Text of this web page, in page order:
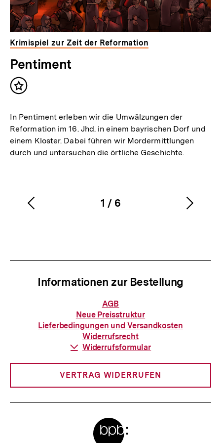
Krimispiel zur Zeit der Reformation
Pentiment
Inhalt
In Pentiment erleben wir die Umwälzungen der
Reformation im 16. Jhd. in einem bayrischen Dorf und
einem Kloster. Dabei führen wir Mordermittlungen
durch und untersuchen die örtliche Geschichte.
Karussellinhalt
1
von
/ 6
Vorherigen
Informationen zur Bestellung
Informationen
zur
Bestellung
AGB
Neue Preisstruktur
Lieferbedingungen und Versandkosten
Widerrufsrecht
Download-
Widerrufsformular
VERTRAG WIDERRUFEN